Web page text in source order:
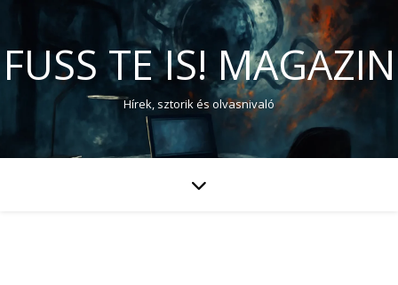
FUSS TE IS! MAGAZIN
Hírek, sztorik és olvasnivaló